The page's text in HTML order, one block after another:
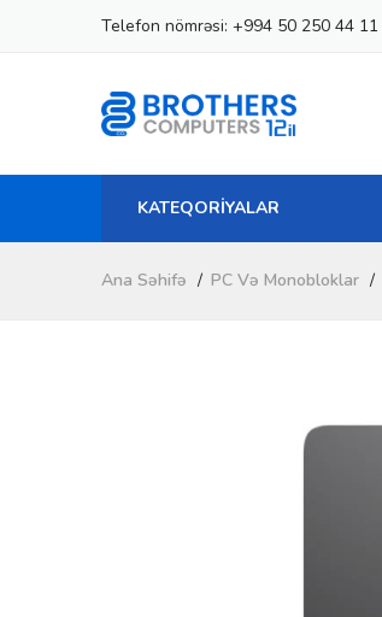
Telefon nömrəsi: +994 50 250 44 11
KATEQORİYALAR
Ana Səhifə PC Və Monobloklar